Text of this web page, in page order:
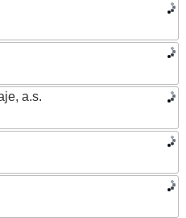
a.s.